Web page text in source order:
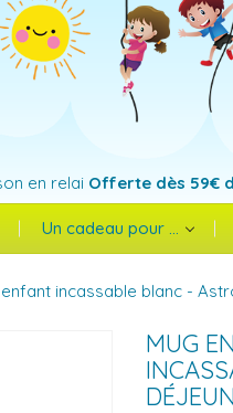
en relai Offerte dès 59€
Un cadeau pour ...
incassable blanc -
MUG